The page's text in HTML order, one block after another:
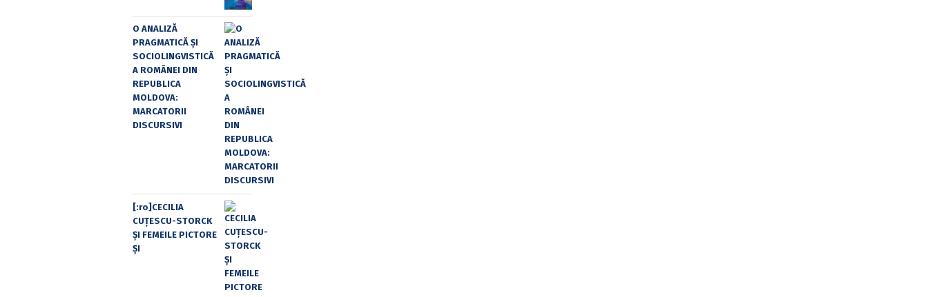
O ANALIZĂ
PRAGMATICĂ ȘI
SOCIOLINGVISTICĂ
A ROMÂNEI DIN
REPUBLICA
MOLDOVA:
MARCATORII
DISCURSIVI
[:ro]CECILIA
CUŢESCU-STORCK
ŞI FEMEILE PICTORE
ŞI